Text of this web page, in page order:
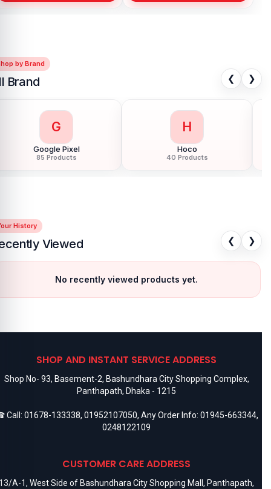
by Brand
Brand ❮ ❯
G
Google Pixel
85 Products
H
Hoco
40 Products
History
Viewed ❮ ❯
No recently viewed products yet.
SHOP AND INSTANT SERVICE ADDRESS
Shop No- 93, Basement-2, Bashundhara City Shopping Complex,
Panthapath, Dhaka - 1215
Call: 01678-133338, 01952107050, Any Order Info: 01945-663344,
0248122109
CUSTOMER CARE ADDRESS
A-1, West Side of Bashundhara City Shopping Mall, Panthapath,